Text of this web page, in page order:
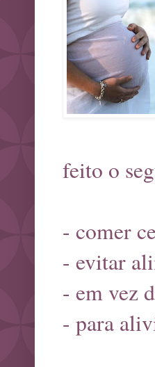
feito o
- comer
- evitar
- em vez
- para